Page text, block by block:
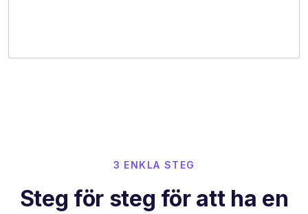
3 ENKLA STEG
Steg för steg för att ha en